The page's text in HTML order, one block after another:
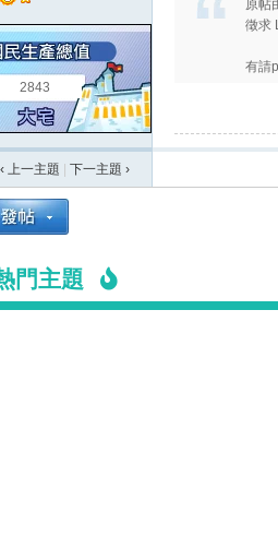
2843
原帖
徵求
有請
‹ 上一主題 下一主題 ›
門主題